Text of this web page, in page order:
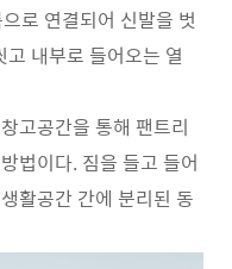
로 연결되어 신발을 벗
고 내부로 들어오는 열
고공간을 통해 팬트리
법이다. 짐을 들고 들어
활공간 간에 분리된 동